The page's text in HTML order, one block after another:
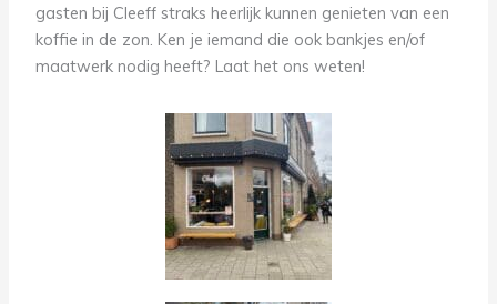
gasten bij Cleeff straks heerlijk kunnen genieten van een
koffie in de zon. Ken je iemand die ook bankjes en/of
maatwerk nodig heeft? Laat het ons weten!